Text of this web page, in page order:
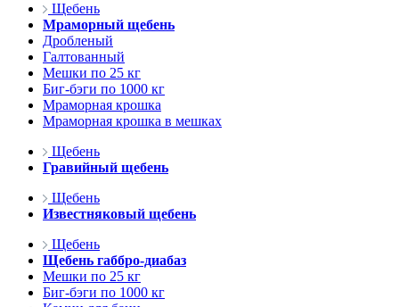
Щебень
Мраморный щебень
Дробленый
Галтованный
Мешки по 25 кг
Биг-бэги по 1000 кг
Мраморная крошка
Мраморная крошка в мешках
Щебень
Гравийный щебень
Щебень
Известняковый щебень
Щебень
Щебень габбро-диабаз
Мешки по 25 кг
Биг-бэги по 1000 кг